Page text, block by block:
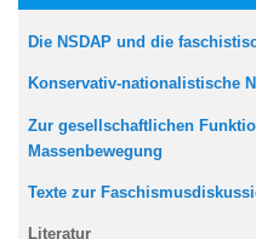
Die NSDAP und die
Konservativ-nationalistische
Zur gesellschaftlichen
Massenbewegung
Texte zur
Literatur